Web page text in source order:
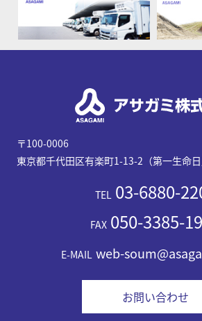
〒100-0006
東京都千代田区有楽町1-13-2（第一生命日
TEL 03-6880-
FAX 050-3385-
E-MAIL web-
お問い合わせ